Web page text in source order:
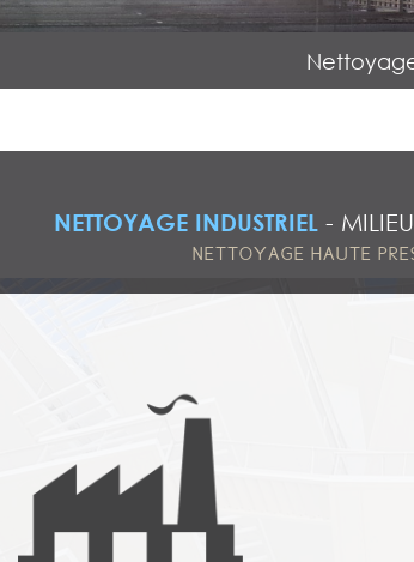
NETTOYAGE INDUSTRIEL -
NETTOYAGE HAUTE